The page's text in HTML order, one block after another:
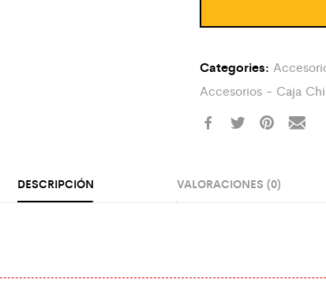
Metálica
Categories:
Accesorios - Caja
DESCRIPCIÓN VALORACIONES (0)